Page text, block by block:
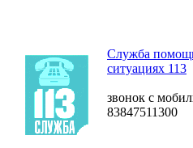
Служба
ситуациях 113
звонок с
83847511300